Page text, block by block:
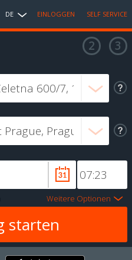
DE EINLOGGEN SELF SERVICE
Weitere Optionen